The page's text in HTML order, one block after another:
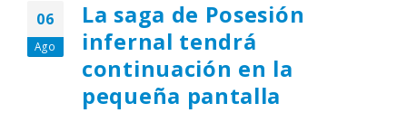
06
Ago
La saga de Posesión
infernal tendrá
continuación en la
pequeña pantalla